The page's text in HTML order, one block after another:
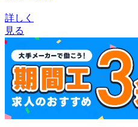
詳しく
見る